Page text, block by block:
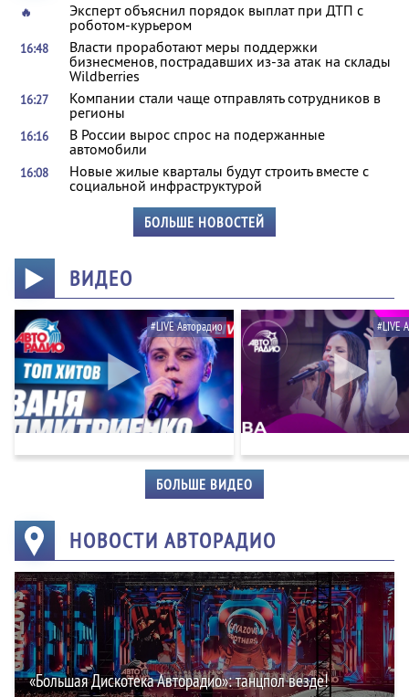
🔥
Эксперт объяснил порядок выплат при ДТП с
роботом-курьером
16:48
Власти проработают меры поддержки
бизнесменов, пострадавших из-за атак на склады
Wildberries
16:27
Компании стали чаще отправлять сотрудников в
регионы
16:16
В России вырос спрос на подержанные
автомобили
16:08
Новые жилые кварталы будут строить вместе с
социальной инфраструктурой
БОЛЬШЕ НОВОСТЕЙ
ВИДЕО
#LIVE Авторадио #LIVE
БОЛЬШЕ ВИДЕО
НОВОСТИ АВТОРАДИО
«Большая Дискотека Авторадио»: танцпол везде!